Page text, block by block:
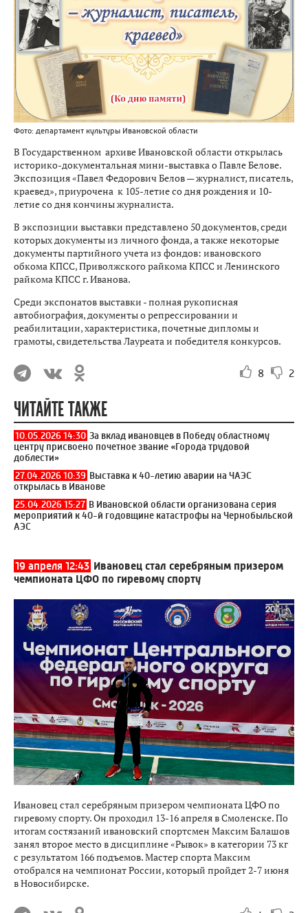
Фото: департамент культуры Ивановской области
В Государственном архиве Ивановской области открылась
историко-документальная мини-выставка о Павле Белове.
Экспозиция «Павел Федорович Белов — журналист, писатель,
краевед», приурочена к 105-летие со дня рождения и 10-
летие со дня кончины журналиста.
В экспозиции выставки представлено 50 документов, среди
которых документы из личного фонда, а также некоторые
документы партийного учета из фондов: ивановского
обкома КПСС, Приволжского райкома КПСС и Ленинского
райкома КПСС г. Иванова.
Среди экспонатов выставки - полная рукописная
автобиография, документы о репрессировании и
реабилитации, характеристика, почетные дипломы и
грамоты, свидетельства Лауреата и победителя конкурсов.
8 2
ЧИТАЙТЕ ТАКЖЕ
10.05.2026 14:30 За вклад ивановцев в Победу областному
центру присвоено почетное звание «Города трудовой
доблести»
27.04.2026 10:39 Выставка к 40-летию аварии на ЧАЭС
открылась в Иванове
25.04.2026 15:27 В Ивановской области организована серия
мероприятий к 40-й годовщине катастрофы на Чернобыльской
АЭС
19 апреля 12:43 Ивановец стал серебряным призером
чемпионата ЦФО по гиревому спорту
Ивановец стал серебряным призером чемпионата ЦФО по
гиревому спорту. Он проходил 13-16 апреля в Смоленске. По
итогам состязаний ивановский спортсмен Максим Балашов
занял второе место в дисциплине «Рывок» в категории 73 кг
с результатом 166 подъемов. Мастер спорта Максим
отобрался на чемпионат России, который пройдет 2-7 июня
в Новосибирске.